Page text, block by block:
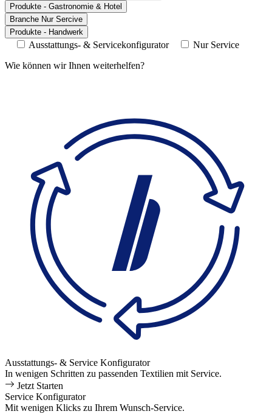
Produkte - Gastronomie & Hotel
Branche Nur Sercive
Produkte - Handwerk
Ausstattungs- & Servicekonfigurator
Nur Service
Wie können wir Ihnen weiterhelfen?
Ausstattungs- & Service Konfigurator
In wenigen Schritten zu passenden Textilien mit Service.
Jetzt Starten
Service Konfigurator
Mit wenigen Klicks zu Ihrem Wunsch-Service.